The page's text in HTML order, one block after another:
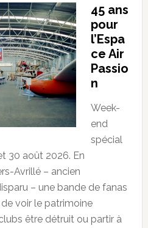
45 ans
pour
l’Espa
ce Air
Passio
n
Week-
end
spécial
30 août 2026. En
Avrillé – ancien
– une bande de fanas
de voir le patrimoine
être détruit ou partir à